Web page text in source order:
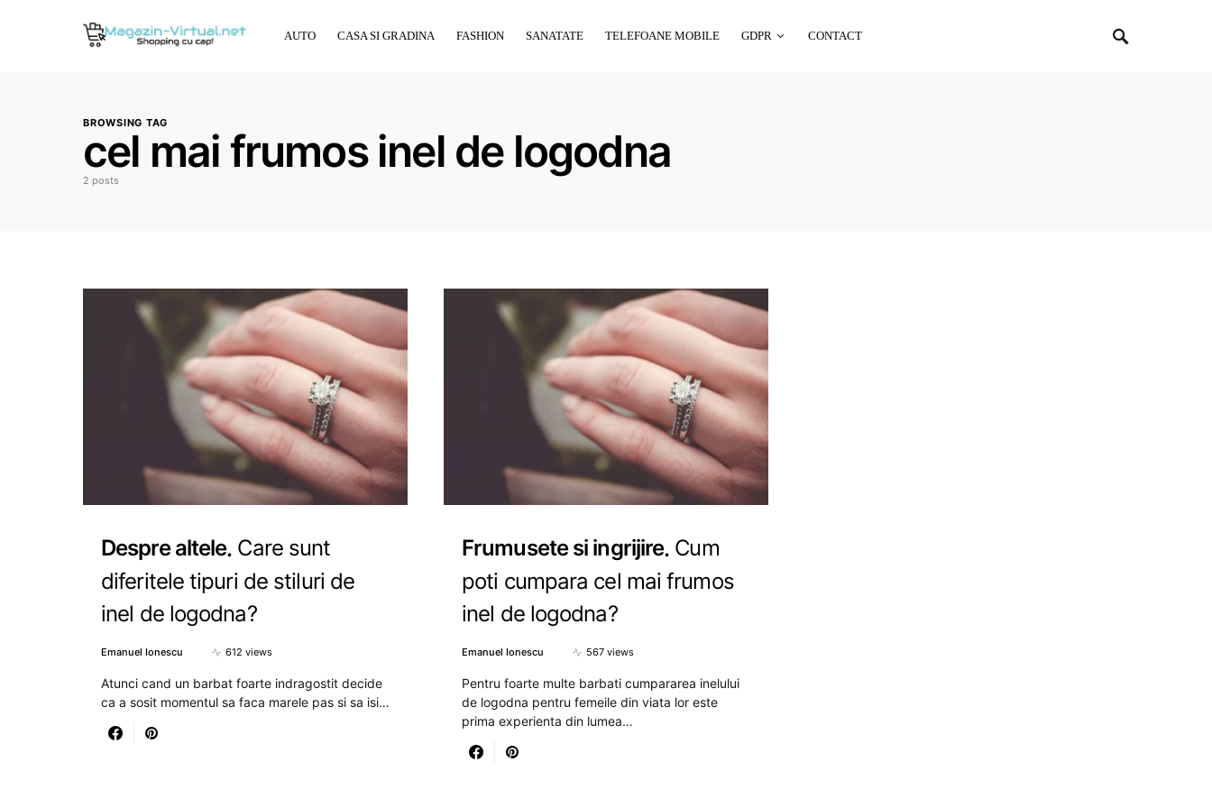
AUTO CASA SI GRADINA FASHION SANATATE TELEFOANE MOBILE GDPR CONTACT
BROWSING TAG
cel mai frumos inel de logodna
2 posts
Despre altele Care sunt
diferitele tipuri de stiluri de
inel de logodna?
Emanuel Ionescu 612 views
Atunci cand un barbat foarte indragostit decide
ca a sosit momentul sa faca marele pas si sa isi…
Frumusete si ingrijire Cum
poti cumpara cel mai frumos
inel de logodna?
Emanuel Ionescu 567 views
Pentru foarte multe barbati cumpararea inelului
de logodna pentru femeile din viata lor este
prima experienta din lumea…